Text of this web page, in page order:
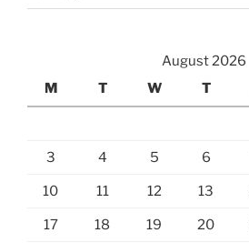
August 2026
M
T W T
3 4 5 6
10 11 12 13
17 18 19 20